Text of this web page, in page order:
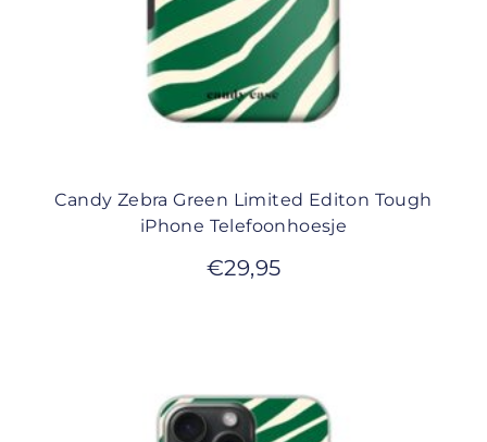
Candy Zebra Green Limited Editon Tough
iPhone Telefoonhoesje
€29,95